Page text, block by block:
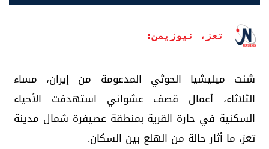
تعز، نيوزيمن:
شنت ميليشيا الحوثي المدعومة من إيران، مساء
الثلاثاء، أعمال قصف عشوائي استهدفت الأحياء
السكنية في حارة القرية بمنطقة عصيفرة شمال مدينة
تعز، ما أثار حالة من الهلع بين السكان.